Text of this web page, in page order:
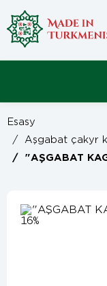
Esasy
/ Aşgabat çakyr
/ "AŞGABAT